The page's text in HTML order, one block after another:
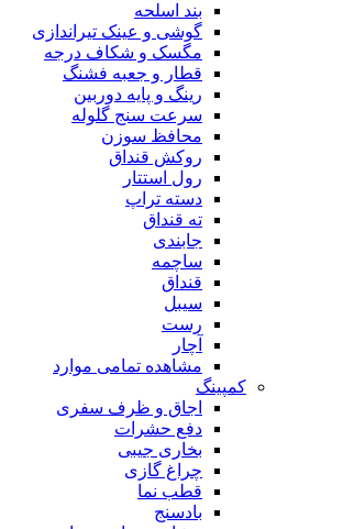
بند اسلحه
گوشی و عینک تیراندازی
مگسک و شکاف درجه
قطار و جعبه فشنگ
رینگ و پایه دوربین
سرعت سنج گلوله
محافظ سوزن
روکش قنداق
رول استتار
دسته تراپ
ته قنداق
جابندی
ساچمه
قنداق
سیبل
رست
آچار
مشاهده تمامی موارد
کمپینگ
اجاق و ظرف سفری
دفع حشرات
بخاری جیبی
چراغ گازی
قطب نما
بادسنج